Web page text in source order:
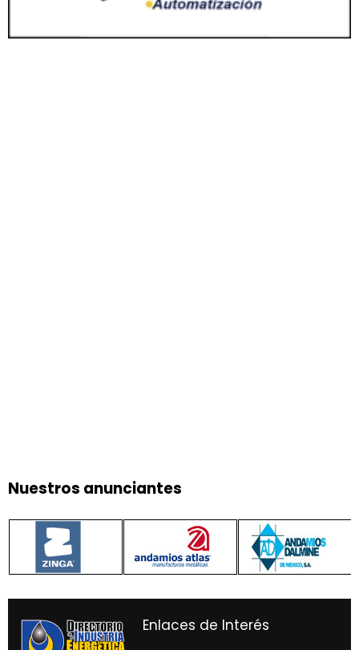
Nuestros anunciantes
Enlaces de Interés